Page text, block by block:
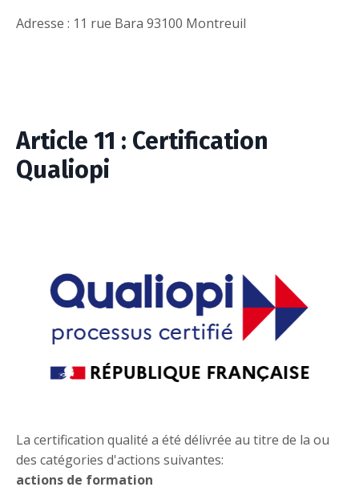
Adresse : 11 rue Bara 93100 Montreuil
Article 11 : Certification
Qualiopi
La certification qualité a été délivrée au titre de la ou
des catégories d'actions suivantes:
actions de formation